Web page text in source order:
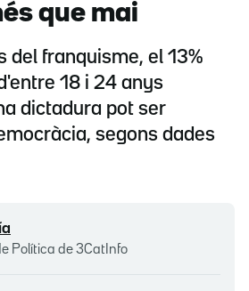
que mai
del franquisme, el 13%
18 i 24 anys
dictadura pot ser
segons dades
Política de 3CatInfo